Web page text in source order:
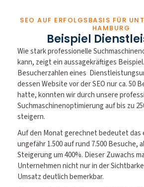
SEO AUF ERFOLGSBASIS FÜR
HAMBURG
Beispiel
Wie stark professionelle
kann, zeigt ein aussagekräftiges
Besucherzahlen eines
dessen Website vor der SEO nur ca. 50
hatte, konnten wir durch unsere
Suchmaschinenoptimierung auf bis zu
steigern.
Auf den Monat gerechnet bedeutet das
ungefähr 1.500 auf rund 7.500 Besuche,
Steigerung um 400%. Dieser Zuwachs
Unternehmen nicht nur in der
Umsatz deutlich bemerkbar.